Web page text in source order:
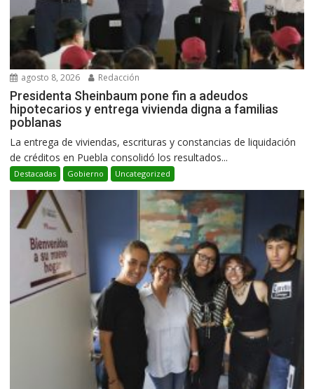
agosto 8, 2026 Redacción
Presidenta Sheinbaum pone fin a adeudos
hipotecarios y entrega vivienda digna a familias
poblanas
La entrega de viviendas, escrituras y constancias de liquidación
de créditos en Puebla consolidó los resultados...
Destacadas Gobierno Uncategorized